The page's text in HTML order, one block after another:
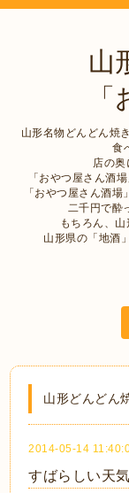
山
山形名物どんどん焼
食
店の奥
「おやつ屋さん酒
「おやつ屋さん酒
二千円で酔
もちろん、
山形県の「地酒
山形どんどん
2014-05-14
すばらしい天